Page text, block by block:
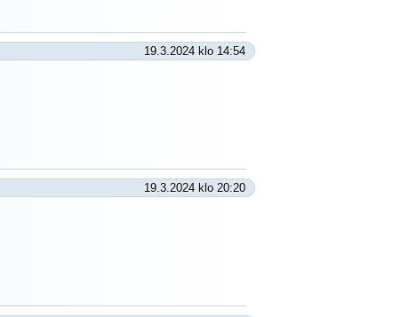
19.3.2024 klo 14:54
19.3.2024 klo 20:20